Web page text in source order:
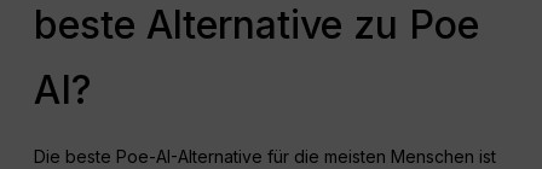
beste Alternative zu Poe
AI?
Die beste Poe-AI-Alternative für die meisten Menschen ist